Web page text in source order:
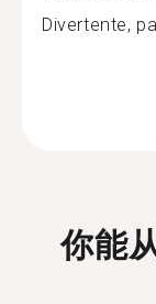
Divertente,
你能